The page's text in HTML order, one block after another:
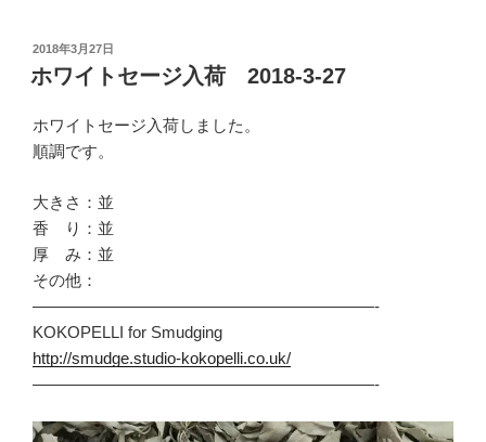
投
稿
日:
2018年3月27日
ホワイトセージ入荷 2018-3-27
ホワイトセージ入荷しました。
順調です。
大きさ：並
香 り：並
厚 み：並
その他：
—————————————————————-
KOKOPELLI for Smudging
http://smudge.studio-kokopelli.co.uk/
—————————————————————-